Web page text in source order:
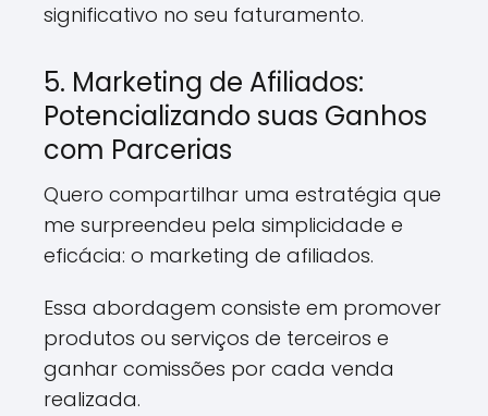
significativo no seu faturamento.
5. Marketing de Afiliados:
Potencializando suas Ganhos
com Parcerias
Quero compartilhar uma estratégia que
me surpreendeu pela simplicidade e
eficácia: o marketing de afiliados.
Essa abordagem consiste em promover
produtos ou serviços de terceiros e
ganhar comissões por cada venda
realizada.